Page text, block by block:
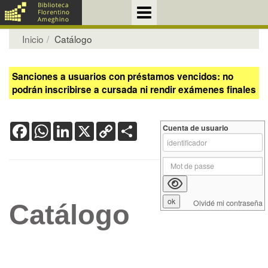
Inicio Catálogo
Sanciones a usuarios con préstamos vencidos: no
podrán inscribirse a cursada ni rendir exámenes finales
FacebookWhatsApp
LinkedIn
X Copy
Link
Catálogo
Cuenta de usuario
Olvidé mi contraseña